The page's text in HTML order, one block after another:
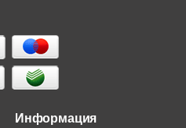
Информация